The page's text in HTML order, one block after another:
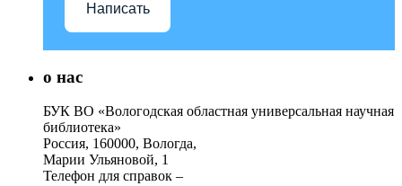
Написать
о нас
БУК ВО «Вологодская областная универсальная научная
библиотека»
Россия, 160000, Вологда,
Марии Ульяновой, 1
Телефон для справок –